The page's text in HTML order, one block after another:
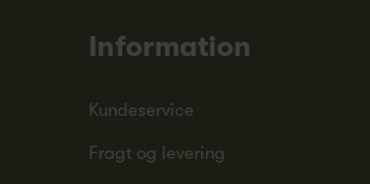
Information
Kundeservice
Fragt og levering